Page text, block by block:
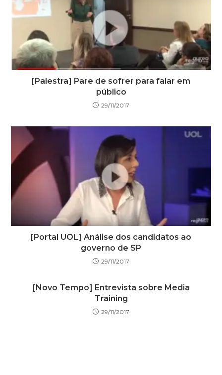
[Palestra] Pare de sofrer para falar em
público
29/11/2017
[Portal UOL] Análise dos candidatos ao
governo de SP
29/11/2017
[Novo Tempo] Entrevista sobre Media
Training
29/11/2017